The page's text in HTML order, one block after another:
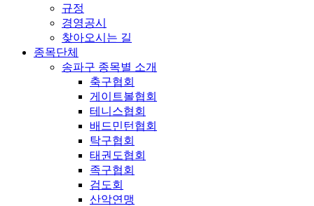
규정
경영공시
찾아오시는 길
종목단체
송파구 종목별 소개
축구협회
게이트볼협회
테니스협회
배드민턴협회
탁구협회
태권도협회
족구협회
검도회
산악연맹